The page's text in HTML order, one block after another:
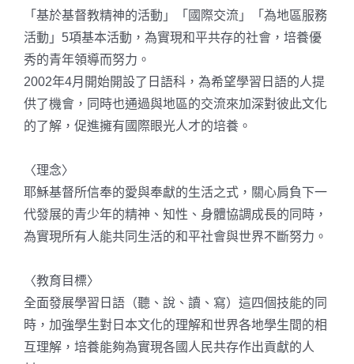
「基於基督教精神的活動」「國際交流」「為地區服務
活動」5項基本活動，為實現和平共存的社會，培養優
秀的青年領導而努力。
2002年4月開始開設了日語科，為希望學習日語的人提
供了機會，同時也通過與地區的交流來加深對彼此文化
的了解，促進擁有國際眼光人才的培養。
〈理念〉
耶穌基督所信奉的愛與奉獻的生活之式，關心肩負下一
代發展的青少年的精神、知性、身體協調成長的同時，
為實現所有人能共同生活的和平社會與世界不斷努力。
〈教育目標〉
全面發展學習日語（聽、說、讀、寫）這四個技能的同
時，加強學生對日本文化的理解和世界各地學生間的相
互理解，培養能夠為實現各國人民共存作出貢獻的人